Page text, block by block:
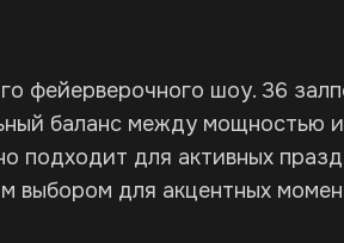
фейерверочного шоу. 36
баланс между мощностью
для активных
для акцентных